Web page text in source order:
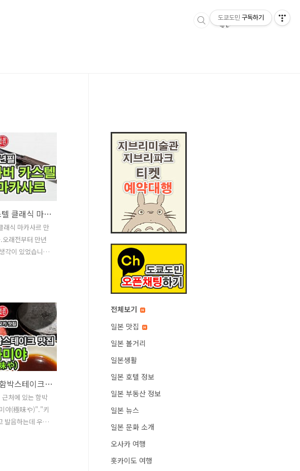
그라폰 파버 카스텔 클래식 마카사르 만년필 EF촉 사용기
래식 마카사르 만
래전부터 만년
각이 있었습니다
텔의 고급 라인인
구입하기전에 다
곤 했는데, 다들
필이 들어있다
스와 만년필이 이
요.그라폰 파버
급스러워보이
있습니다.케이스
어있었습니다.설
파스텔의 각종 상
후쿠오카 맛집 - 함박스테이크 맛집 "키와미야(極味や)"
처에 있는 함박
야(極味や)"."키
발음하는데 우리
전체보기
일본 맛집
일본 볼거리
일본생활
일본 호텔 정보
일본 부동산 정보
일본 뉴스
일본 문화 소개
오사카 여행
홋카이도 여행
도쿄도민 구독하기